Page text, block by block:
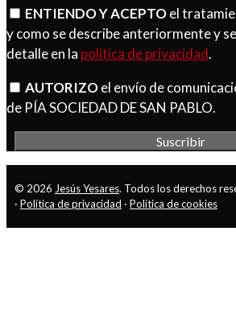
ENTIENDO Y ACEPTOel
y como se describe anteriormente y
detalle en la política de privacidad.
AUTORIZOel envío de
de PÍA SOCIEDAD DE SAN PABLO.
© 2026 Jesús Yesares. Todos los derechos
· Política de privacidad · Política de cookies